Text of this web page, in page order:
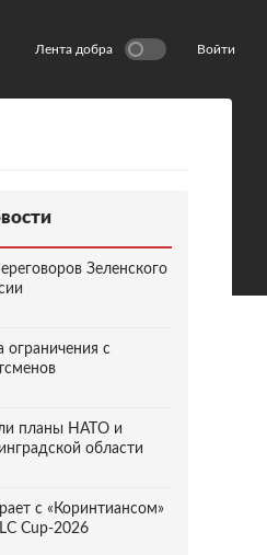
Лента добра Войти
Зеленского
ограничения с
планы НАТО и
области
с «Коринтиансом»
Cup-2026